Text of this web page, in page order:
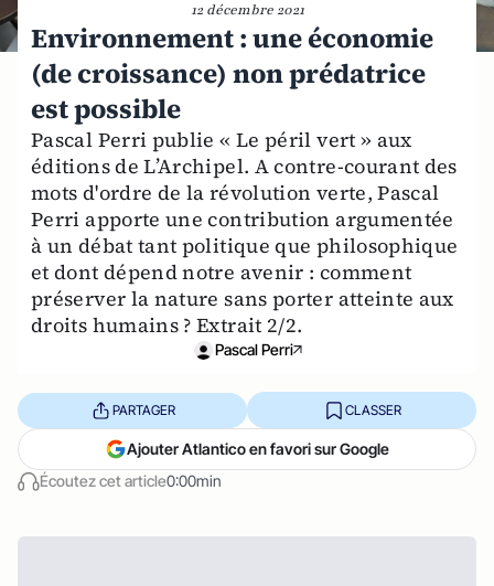
12 décembre 2021
Environnement : une économie
(de croissance) non prédatrice
est possible
Pascal Perri publie « Le péril vert » aux
éditions de L’Archipel. A contre-courant des
mots d'ordre de la révolution verte, Pascal
Perri apporte une contribution argumentée
à un débat tant politique que philosophique
et dont dépend notre avenir : comment
préserver la nature sans porter atteinte aux
droits humains ? Extrait 2/2.
Pascal Perri
Écoutez cet article0:00min
PARTAGER CLASSER
Ajouter Atlantico en favori sur Google